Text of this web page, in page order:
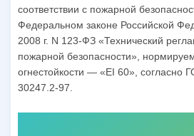
соответствии с пожарной
Федеральном законе Российской
2008 г. N 123-ФЗ «Технический
пожарной безопасности»,
огнестойкости — «EI 60»,
30247.2-97.